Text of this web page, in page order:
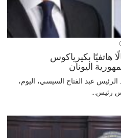
هاتفيًا بكيرياكوس
اليونان
عبد الفتاح السيسي، اليوم،
رئيس...